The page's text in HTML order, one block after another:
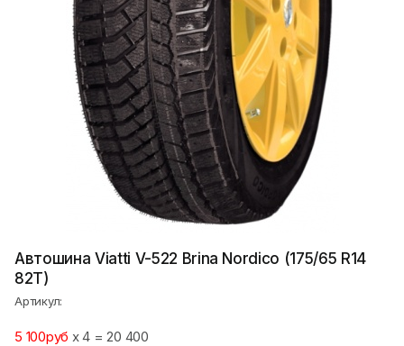
Автошина Viatti V-522 Brina Nordico (175/65 R14
82T)
Артикул:
5 100руб x 4 = 20 400